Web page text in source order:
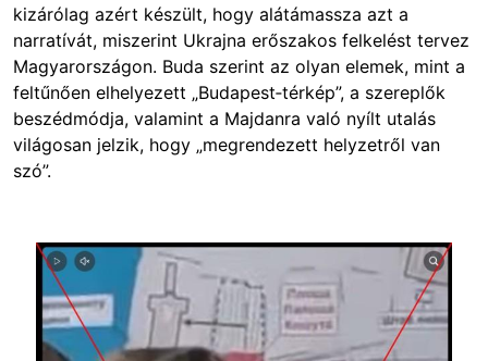
kizárólag azért készült, hogy alátámassza azt a
narratívát, miszerint Ukrajna erőszakos felkelést tervez
Magyarországon. Buda szerint az olyan elemek, mint a
feltűnően elhelyezett „Budapest‑térkép”, a szereplők
beszédmódja, valamint a Majdanra való nyílt utalás
világosan jelzik, hogy „megrendezett helyzetről van
szó”.
Image